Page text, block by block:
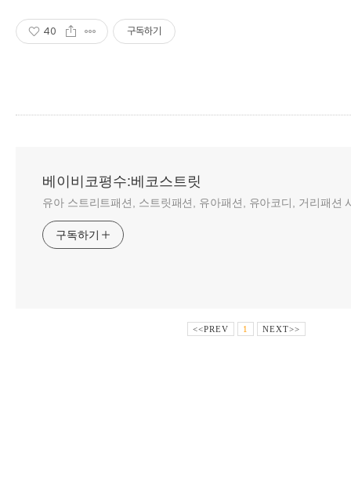
40 구독하기
베이비코평수:베코스트릿
유아 스트리트패션, 스트릿패션, 유아패션, 유아코디, 거리패션
구독하기
<<PREV 1 NEXT>>